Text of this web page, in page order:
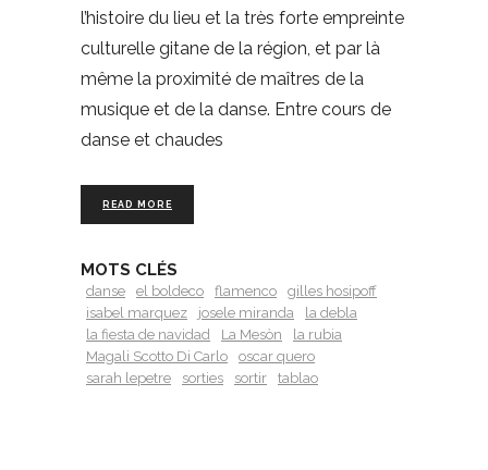
l’histoire du lieu et la très forte empreinte
culturelle gitane de la région, et par là
même la proximité de maîtres de la
musique et de la danse. Entre cours de
danse et chaudes
READ MORE
MOTS CLÉS
danse el boldeco flamenco
gilles hosipoff
isabel marquez
josele miranda
la debla
la fiesta de navidad
La Mesòn
la rubia
Magali Scotto Di Carlo
oscar quero
sarah lepetre
sorties sortir tablao